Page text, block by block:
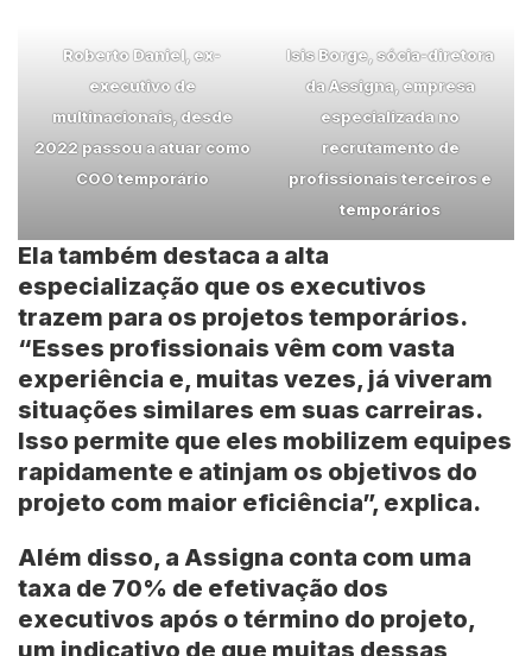
Roberto Daniel, ex-
executivo de
multinacionais, desde
2022 passou a atuar como
COO temporário
Isis Borge, sócia-diretora
da Assigna, empresa
especializada no
recrutamento de
profissionais terceiros e
temporários
Ela também destaca a alta
especialização que os executivos
trazem para os projetos temporários.
“Esses profissionais vêm com vasta
experiência e, muitas vezes, já viveram
situações similares em suas carreiras.
Isso permite que eles mobilizem equipes
rapidamente e atinjam os objetivos do
projeto com maior eficiência”, explica.
Além disso, a Assigna conta com uma
taxa de 70% de efetivação dos
executivos após o término do projeto,
um indicativo de que muitas dessas